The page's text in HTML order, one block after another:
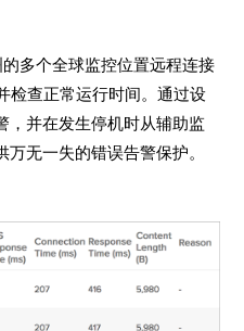
多个全球监控位置远程连接
检查正常运行时间。通过设
，并在发生停机时从辅助监
无一失的错误告警保护。